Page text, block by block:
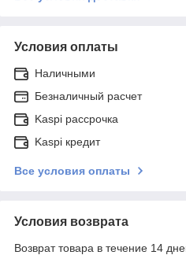
Условия оплаты
Наличными
Безналичный расчет
Kaspi рассрочка
Kaspi кредит
Все условия оплаты
Условия возврата
Возврат товара в течение 14